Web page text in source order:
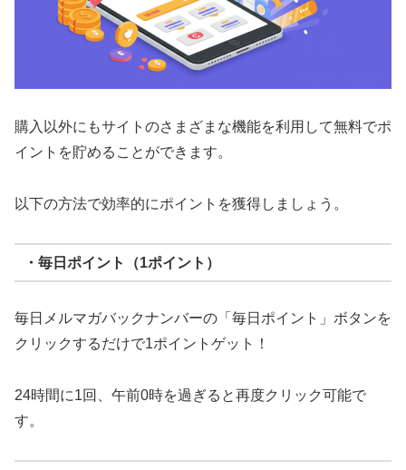
購入以外にもサイトのさまざまな機能を利用して無料でポ
イントを貯めることができます。
以下の方法で効率的にポイントを獲得しましょう。
・毎日ポイント（1ポイント）
毎日メルマガバックナンバーの「毎日ポイント」ボタンを
クリックするだけで1ポイントゲット！
24時間に1回、午前0時を過ぎると再度クリック可能で
す。